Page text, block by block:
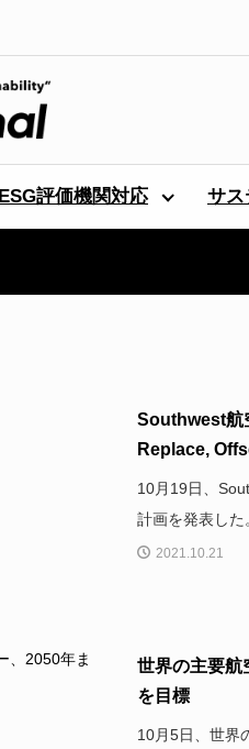
ESG評価機関対応 サス
Southwest航
Replace,
10月19日、
計画を発表し
2021.10.21
世界の主要航
を目標
10月5日、世界